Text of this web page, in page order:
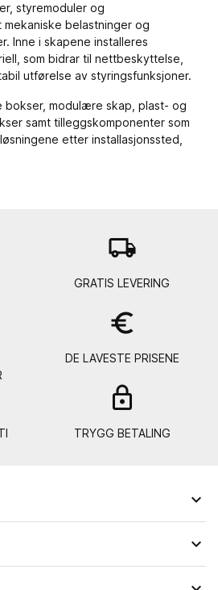
styremoduler og
belastninger og
Inne i skapene installeres
, som bidrar til nettbeskyttelse,
utførelse av styringsfunksjoner.
modulære skap, plast- og
samt tilleggskomponenter som
etter installasjonssted,
local_shipping
GRATIS LEVERING
euro_symbol
DE LAVESTE PRISENE
TRYGG BETALING

